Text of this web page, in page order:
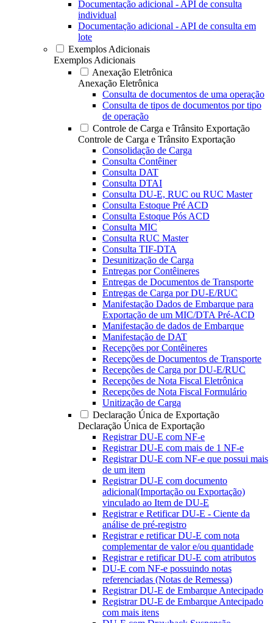
Documentação adicional - API de consulta
individual
Documentação adicional - API de consulta em
lote
Exemplos Adicionais
Exemplos Adicionais
Anexação Eletrônica
Anexação Eletrônica
Consulta de documentos de uma operação
Consulta de tipos de documentos por tipo
de operação
Controle de Carga e Trânsito Exportação
Controle de Carga e Trânsito Exportação
Consolidação de Carga
Consulta Contêiner
Consulta DAT
Consulta DTAI
Consulta DU-E, RUC ou RUC Master
Consulta Estoque Pré ACD
Consulta Estoque Pós ACD
Consulta MIC
Consulta RUC Master
Consulta TIF-DTA
Desunitização de Carga
Entregas por Contêineres
Entregas de Documentos de Transporte
Entregas de Carga por DU-E/RUC
Manifestação Dados de Embarque para
Exportação de um MIC/DTA Pré-ACD
Manifestação de dados de Embarque
Manifestação de DAT
Recepções por Contêineres
Recepções de Documentos de Transporte
Recepções de Carga por DU-E/RUC
Recepções de Nota Fiscal Eletrônica
Recepções de Nota Fiscal Formulário
Unitização de Carga
Declaração Única de Exportação
Declaração Única de Exportação
Registrar DU-E com NF-e
Registrar DU-E com mais de 1 NF-e
Registrar DU-E com NF-e que possui mais
de um item
Registrar DU-E com documento
adicional(Importação ou Exportação)
vinculado ao Item de DU-E
Registrar e Retificar DU-E - Ciente da
análise de pré-registro
Registrar e retificar DU-E com nota
complementar de valor e/ou quantidade
Registrar e retificar DU-E com atributos
DU-E com NF-e possuindo notas
referenciadas (Notas de Remessa)
Registrar DU-E de Embarque Antecipado
Registrar DU-E de Embarque Antecipado
com mais itens